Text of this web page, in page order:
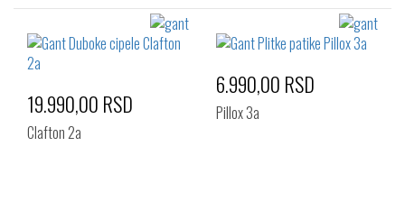
19.990,00 RSD
Clafton 2a
6.990,00 RSD
Pillox 3a